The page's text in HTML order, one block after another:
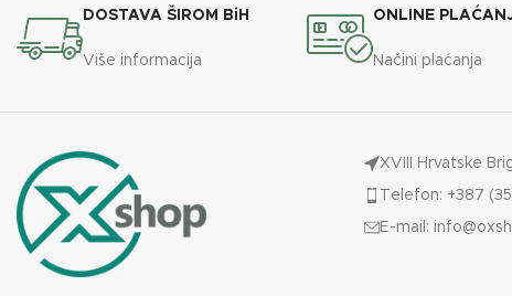
DOSTAVA ŠIROM BiH
Više informacija
ONLINE
Načini plaćanja
XVIII Hrvatske
Telefon: +387 (35)
E-mail: